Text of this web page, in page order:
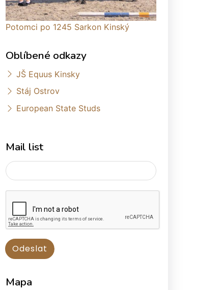
Potomci po 1245 Sarkon Kinský
Oblíbené odkazy
JŠ Equus Kinsky
Stáj Ostrov
European State Studs
Mail list
Mapa